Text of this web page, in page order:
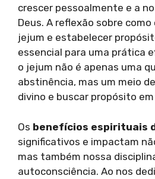
crescer pessoalmente e a
Deus. A reflexão sobre
jejum e estabelecer
essencial para uma prática
o jejum não é apenas uma
abstinência, mas um meio
divino e buscar propósito
Os benefícios espirituais
significativos e impactam
mas também nossa
autoconsciência. Ao nos